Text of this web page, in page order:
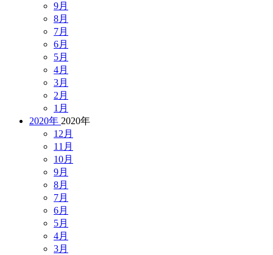
9月
8月
7月
6月
5月
4月
3月
2月
1月
2020年 2020年
12月
11月
10月
9月
8月
7月
6月
5月
4月
3月